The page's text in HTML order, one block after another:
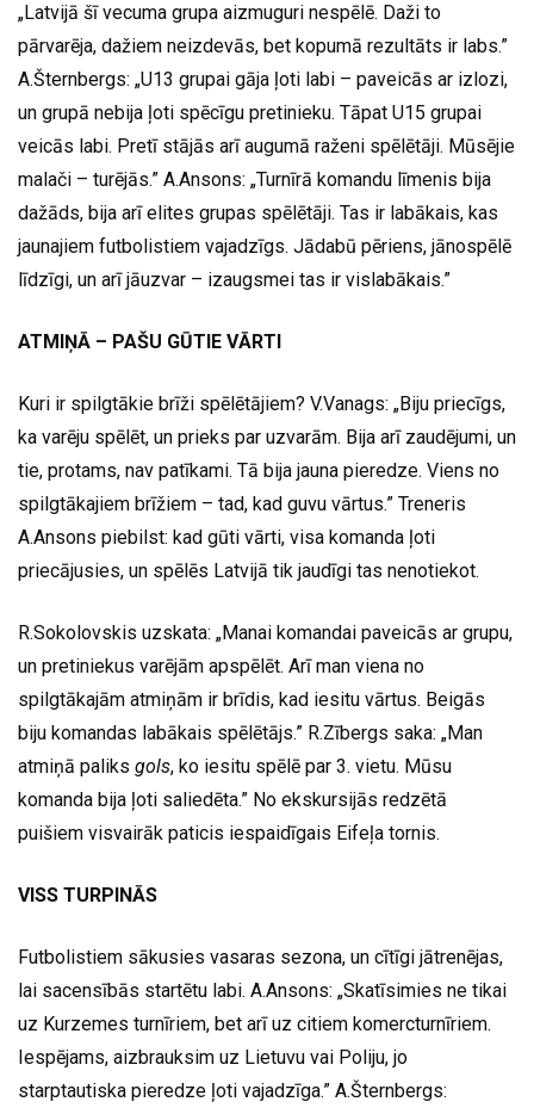
„Latvijā šī vecuma grupa aizmuguri nespēlē. Daži to
pārvarēja, dažiem neizdevās, bet kopumā rezultāts ir labs.”
A.Šternbergs: „U13 grupai gāja ļoti labi – paveicās ar izlozi,
un grupā nebija ļoti spēcīgu pretinieku. Tāpat U15 grupai
veicās labi. Pretī stājās arī augumā raženi spēlētāji. Mūsējie
malači – turējās.” A.Ansons: „Turnīrā komandu līmenis bija
dažāds, bija arī elites grupas spēlētāji. Tas ir labākais, kas
jaunajiem futbolistiem vajadzīgs. Jādabū pēriens, jānospēlē
līdzīgi, un arī jāuzvar – izaugsmei tas ir vislabākais.”
ATMIŅĀ – PAŠU GŪTIE VĀRTI
Kuri ir spilgtākie brīži spēlētājiem? V.Vanags: „Biju priecīgs,
ka varēju spēlēt, un prieks par uzvarām. Bija arī zaudējumi, un
tie, protams, nav patīkami. Tā bija jauna pieredze. Viens no
spilgtākajiem brīžiem – tad, kad guvu vārtus.” Treneris
A.Ansons piebilst: kad gūti vārti, visa komanda ļoti
priecājusies, un spēlēs Latvijā tik jaudīgi tas nenotiekot.
R.Sokolovskis uzskata: „Manai komandai paveicās ar grupu,
un pretiniekus varējām apspēlēt. Arī man viena no
spilgtākajām atmiņām ir brīdis, kad iesitu vārtus. Beigās
biju komandas labākais spēlētājs.” R.Zībergs saka: „Man
atmiņā paliks gols, ko iesitu spēlē par 3. vietu. Mūsu
komanda bija ļoti saliedēta.” No ekskursijās redzētā
puišiem visvairāk paticis iespaidīgais Eifeļa tornis.
VISS TURPINĀS
Futbolistiem sākusies vasaras sezona, un cītīgi jātrenējas,
lai sacensībās startētu labi. A.Ansons: „Skatīsimies ne tikai
uz Kurzemes turnīriem, bet arī uz citiem komercturnīriem.
Iespējams, aizbrauksim uz Lietuvu vai Poliju, jo
starptautiska pieredze ļoti vajadzīga.” A.Šternbergs: